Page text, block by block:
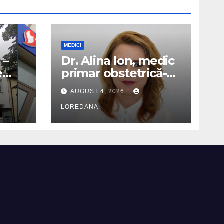
la
MEDICI
Dr. Alina Ion, medic
primar obstetrică-
ginecologie
AUGUST 4, 2026
LOREDANA